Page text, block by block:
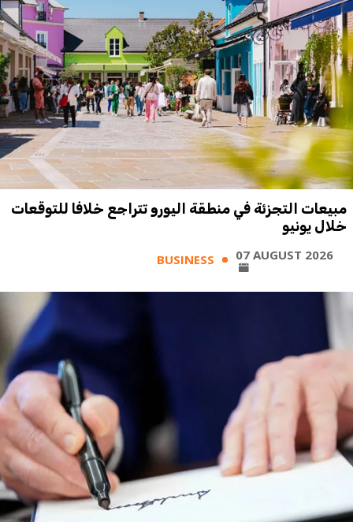
مبيعات التجزئة في منطقة اليورو تتراجع خلافا للتوقعات
خلال يونيو
BUSINESS 07 AUGUST 2026